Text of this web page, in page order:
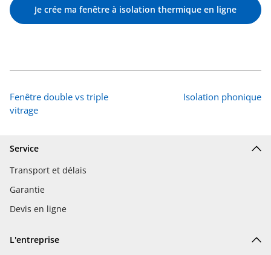
Je crée ma fenêtre à isolation thermique en ligne
Fenêtre double vs triple
vitrage
Isolation phonique
Service
Transport et délais
Garantie
Devis en ligne
L'entreprise